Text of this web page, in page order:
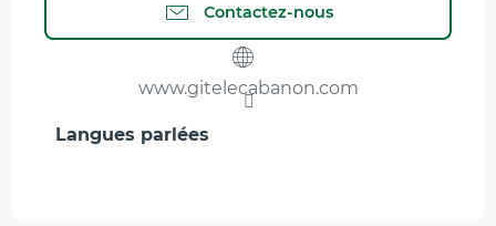
Contactez-nous
www.gitelecabanon.com
Langues parlées
Langues parlées